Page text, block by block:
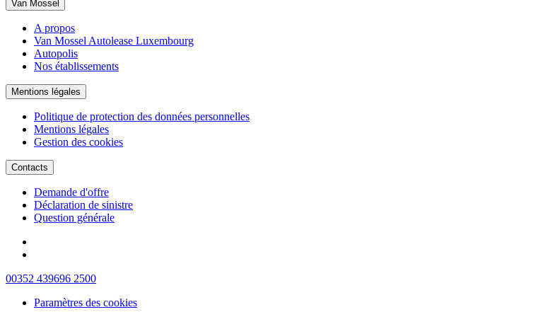
Van Mossel
A propos
Van Mossel Autolease Luxembourg
Autopolis
Nos établissements
Mentions légales
Politique de protection des données personnelles
Mentions légales
Gestion des cookies
Contacts
Demande d'offre
Déclaration de sinistre
Question générale
00352 439696 2500
Paramètres des cookies